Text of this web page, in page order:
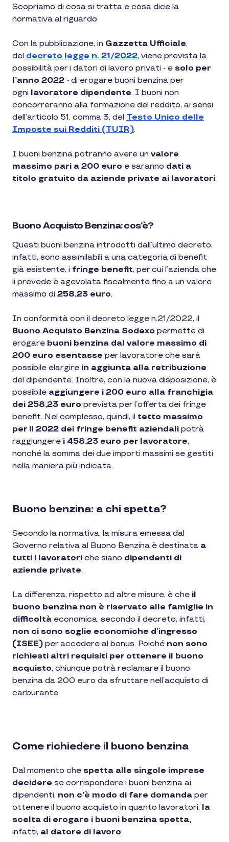
Scopriamo di cosa si tratta e cosa dice la
normativa al riguardo.
Con la pubblicazione, in Gazzetta Ufficiale,
del decreto legge n. 21/2022, viene prevista la
possibilità per i datori di lavoro privati - e solo per
l’anno 2022 - di erogare buoni benzina per
ogni lavoratore dipendente. I buoni non
concorreranno alla formazione del reddito, ai sensi
dell’articolo 51, comma 3, del Testo Unico delle
Imposte sui Redditi (TUIR).
I buoni benzina potranno avere un valore
massimo pari a 200 euro e saranno dati a
titolo gratuito da aziende private ai lavoratori.
Buono Acquisto Benzina: cos’è?
Questi buoni benzina introdotti dall’ultimo decreto,
infatti, sono assimilabili a una categoria di benefit
già esistente, i fringe benefit, per cui l’azienda che
li prevede è agevolata fiscalmente fino a un valore
massimo di 258,23 euro.
In conformità con il decreto legge n.21/2022, il
Buono Acquisto Benzina Sodexo permette di
erogare buoni benzina dal valore massimo di
200 euro esentasse per lavoratore che sarà
possibile elargire in aggiunta alla retribuzione
del dipendente. Inoltre, con la nuova disposizione, è
possibile aggiungere i 200 euro alla franchigia
dei 258,23 euro prevista per l’offerta dei fringe
benefit. Nel complesso, quindi, il tetto massimo
per il 2022 dei fringe benefit aziendali potrà
raggiungere i 458,23 euro per lavoratore,
nonché la somma dei due importi massimi se gestiti
nella maniera più indicata.
Buono benzina: a chi spetta?
Secondo la normativa, la misura emessa dal
Governo relativa al Buono Benzina è destinata a
tutti i lavoratori che siano dipendenti di
aziende private.
La differenza, rispetto ad altre misure, è che il
buono benzina non è riservato alle famiglie in
difficoltà economica: secondo il decreto, infatti,
non ci sono soglie economiche d’ingresso
(ISEE) per accedere al bonus. Poiché non sono
richiesti altri requisiti per ottenere il buono
acquisto, chiunque potrà reclamare il buono
benzina da 200 euro da sfruttare nell’acquisto di
carburante.
Come richiedere il buono benzina
Dal momento che spetta alle singole imprese
decidere se corrispondere i buoni benzina ai
dipendenti, non c’è modo di fare domanda per
ottenere il buono acquisto in quanto lavoratori: la
scelta di erogare i buoni benzina spetta,
infatti, al datore di lavoro.